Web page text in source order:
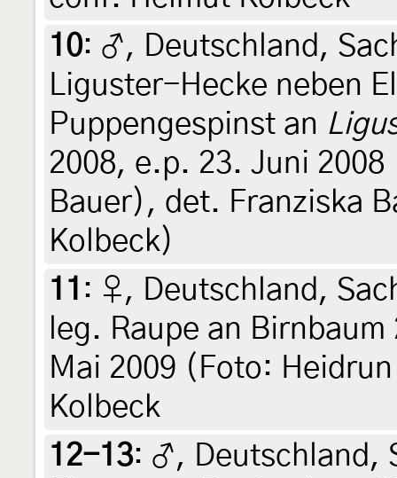
10: ♂, Deutschland,
Liguster-Hecke neben
Puppengespinst an
2008, e.p. 23. Juni
Bauer), det. Franziska
Kolbeck)
11 : ♀, Deutschland,
leg. Raupe an
Mai 2009 (Foto:
Kolbeck
12-13: ♂, Deutschland,